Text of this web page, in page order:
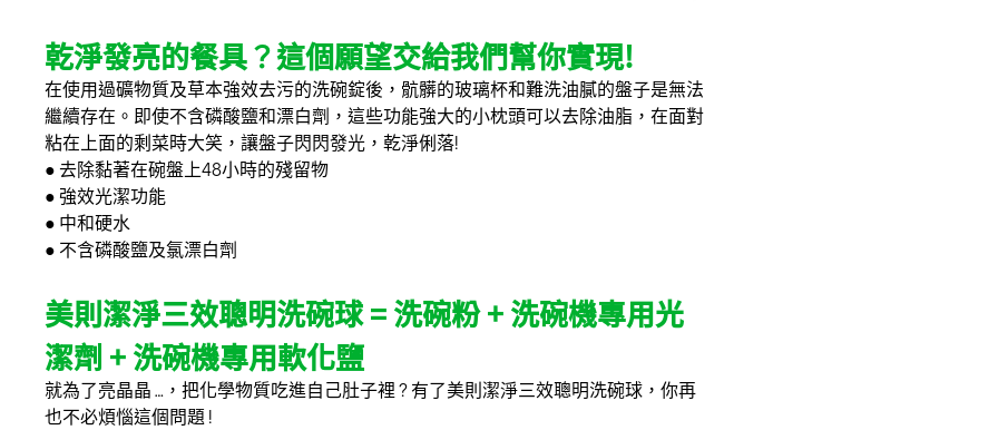
乾淨發亮的餐具？這個願望交給我們幫你實現!
在使用過礦物質及草本強效去污的洗碗錠後，骯髒的玻璃杯和難洗油膩的盤子是無法
繼續存在。即使不含磷酸鹽和漂白劑，這些功能強大的小枕頭可以去除油脂，在面對
粘在上面的剩菜時大笑，讓盤子閃閃發光，乾淨俐落!
● 去除黏著在碗盤上48小時的殘留物
● 強效光潔功能
● 中和硬水
● 不含磷酸鹽及氯漂白劑
美則潔淨三效聰明洗碗球 = 洗碗粉 + 洗碗機專用光
潔劑 + 洗碗機專用軟化鹽
就為了亮晶晶 …，把化學物質吃進自己肚子裡 ? 有了美則潔淨三效聰明洗碗球，你再
也不必煩惱這個問題 !